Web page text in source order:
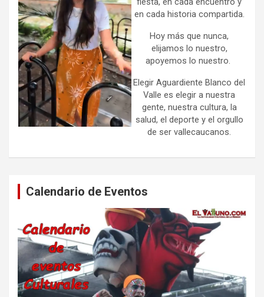
en cada historia compartida.
Hoy más que nunca,
elijamos lo nuestro,
apoyemos lo nuestro.
Elegir Aguardiente Blanco del
Valle es elegir a nuestra
gente, nuestra cultura, la
salud, el deporte y el orgullo
de ser vallecaucanos.
Calendario de Eventos